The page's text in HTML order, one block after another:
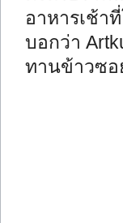
อาหารเช้า
บอกว่า
ทานข้าวซอ